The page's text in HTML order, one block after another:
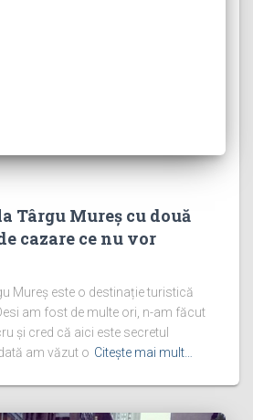
Târgu Mureș cu două
cazare ce nu vor
Mureș este o destinație turistică
am fost de multe ori, n-am făcut
și cred că aici este secretul
am văzut o Citește mai mult…